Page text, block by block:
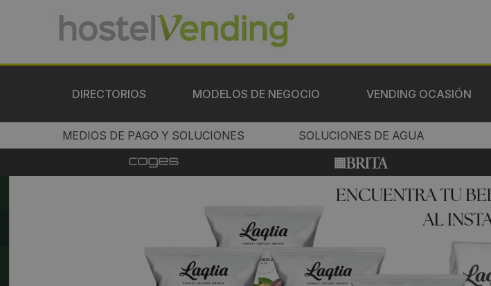
DIRECTORIOS MODELOS DE NEGOCIO VENDING OCASIÓN
MEDIOS DE PAGO Y SOLUCIONES SOLUCIONES DE AGUA